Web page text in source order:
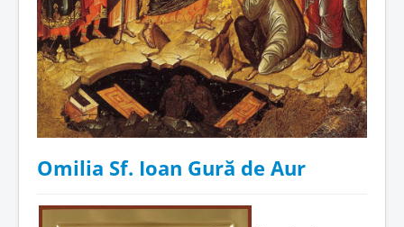
Omilia Sf. Ioan Gură de Aur